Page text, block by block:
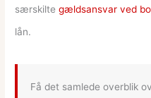
særskiltegældsansvar ved
lån.
Få det samlede overblik